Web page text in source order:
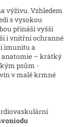
výživu. Vzhledem
s vysokou
přináší vyšší
i vnitřní ochranné
imunitu a
anatomie – krátký
psům -
v malé krmné